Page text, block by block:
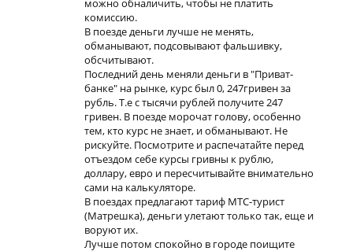
можно обналичить, чтобы не платить
комиссию.
В поезде деньги лучше не менять,
обманывают, подсовывают фальшивку,
обсчитывают.
Последний день меняли деньги в "Приват-
банке" на рынке, курс был 0, 247гривен за
рубль. Т.е с тысячи рублей получите 247
гривен. В поезде морочат голову, особенно
тем, кто курс не знает, и обманывают. Не
рискуйте. Посмотрите и распечатайте перед
отъездом себе курсы гривны к рублю,
доллару, евро и пересчитывайте внимательно
сами на калькуляторе.
В поездах предлагают тариф МТС-турист
(Матрешка), деньги улетают только так, еще и
воруют их.
Лучше потом спокойно в городе поищите